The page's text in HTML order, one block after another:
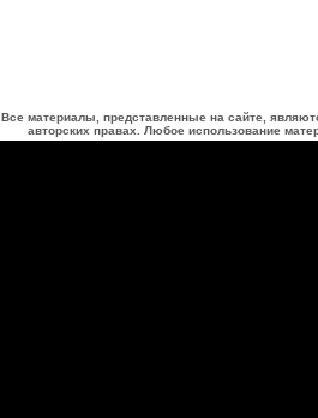
Все материалы, представленные на сайте,
авторских правах. Любое использование